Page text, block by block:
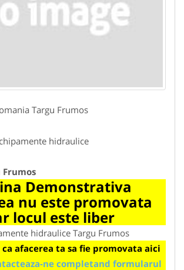
Targu Frumos
hidraulice
Frumos
Demonstrativa
nu este promovata
locul este liber
hidraulice Targu Frumos
afacerea ta sa fie promovata aici
ne completand formularul